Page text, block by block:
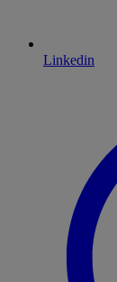
Linkedin